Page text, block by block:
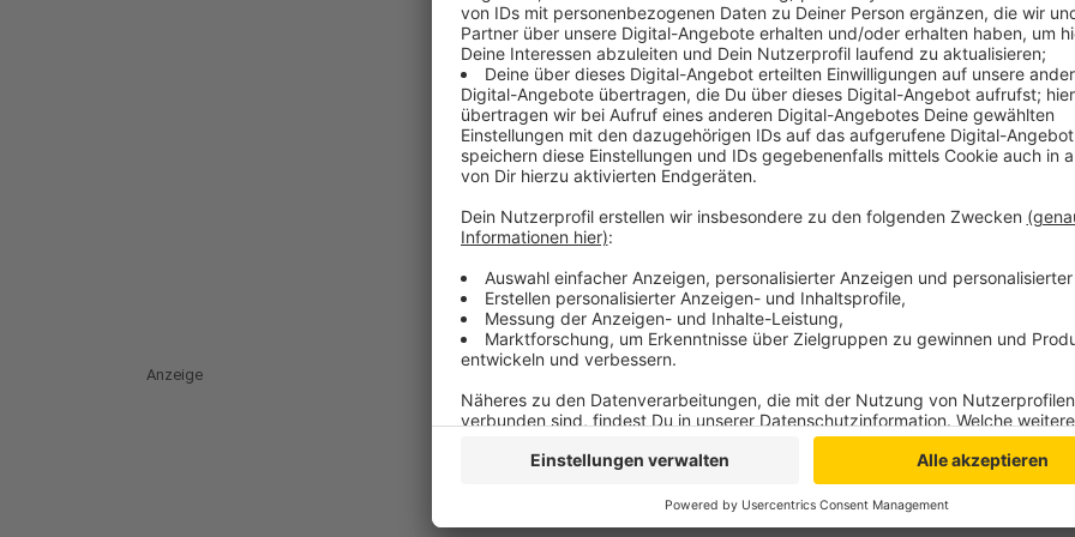
Der E-Bus befördert Passagiere zwischen Terminal
Nach der Inbetriebnahme der Photovoltaikanlage
weniger CO2 am Flughafen, so der Airport. Der
erneuerbaren Quellen vor Ort. Der Flughafen will
Elektrobetrieb umstellen.
Anzeige